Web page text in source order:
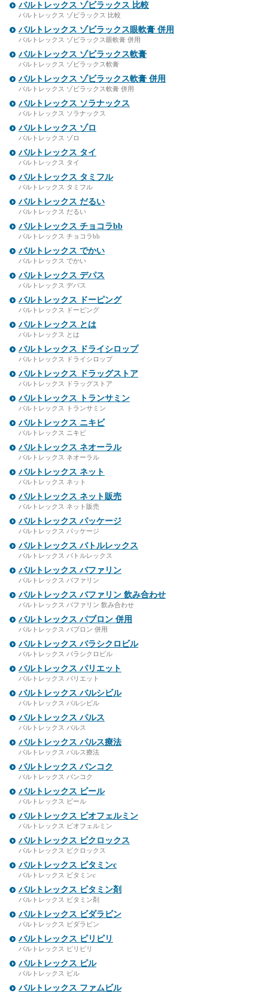
バルトレックス ゾビラックス 比較
バルトレックス ゾビラックス 比較
バルトレックス ゾビラックス眼軟膏 併用
バルトレックス ゾビラックス眼軟膏 併用
バルトレックス ゾビラックス軟膏
バルトレックス ゾビラックス軟膏
バルトレックス ゾビラックス軟膏 併用
バルトレックス ゾビラックス軟膏 併用
バルトレックス ソラナックス
バルトレックス ソラナックス
バルトレックス ゾロ
バルトレックス ゾロ
バルトレックス タイ
バルトレックス タイ
バルトレックス タミフル
バルトレックス タミフル
バルトレックス だるい
バルトレックス だるい
バルトレックス チョコラbb
バルトレックス チョコラbb
バルトレックス でかい
バルトレックス でかい
バルトレックス デパス
バルトレックス デパス
バルトレックス ドーピング
バルトレックス ドーピング
バルトレックス とは
バルトレックス とは
バルトレックス ドライシロップ
バルトレックス ドライシロップ
バルトレックス ドラッグストア
バルトレックス ドラッグストア
バルトレックス トランサミン
バルトレックス トランサミン
バルトレックス ニキビ
バルトレックス ニキビ
バルトレックス ネオーラル
バルトレックス ネオーラル
バルトレックス ネット
バルトレックス ネット
バルトレックス ネット販売
バルトレックス ネット販売
バルトレックス パッケージ
バルトレックス パッケージ
バルトレックス バトルレックス
バルトレックス バトルレックス
バルトレックス バファリン
バルトレックス バファリン
バルトレックス バファリン 飲み合わせ
バルトレックス バファリン 飲み合わせ
バルトレックス パブロン 併用
バルトレックス パブロン 併用
バルトレックス バラシクロビル
バルトレックス バラシクロビル
バルトレックス パリエット
バルトレックス パリエット
バルトレックス バルシビル
バルトレックス バルシビル
バルトレックス パルス
バルトレックス パルス
バルトレックス パルス療法
バルトレックス パルス療法
バルトレックス バンコク
バルトレックス バンコク
バルトレックス ビール
バルトレックス ビール
バルトレックス ビオフェルミン
バルトレックス ビオフェルミン
バルトレックス ビクロックス
バルトレックス ビクロックス
バルトレックス ビタミンc
バルトレックス ビタミンc
バルトレックス ビタミン剤
バルトレックス ビタミン剤
バルトレックス ビダラビン
バルトレックス ビダラビン
バルトレックス ピリピリ
バルトレックス ピリピリ
バルトレックス ピル
バルトレックス ピル
バルトレックス ファムビル